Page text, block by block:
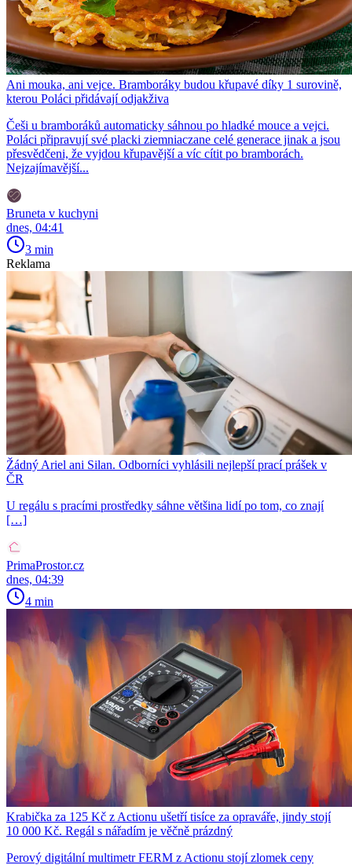
Ani mouka, ani vejce. Bramboráky budou křupavé díky 1 surovině,
kterou Poláci přidávají odjakživa
Češi u bramboráků automaticky sáhnou po hladké mouce a vejci.
Poláci připravují své placki ziemniaczane celé generace jinak a jsou
přesvědčeni, že vyjdou křupavější a víc cítit po bramborách.
Nejzajímavější...
Bruneta v kuchyni
dnes, 04:41
3 min
Reklama
Žádný Ariel ani Silan. Odborníci vyhlásili nejlepší prací prášek v
ČR
U regálu s pracími prostředky sáhne většina lidí po tom, co znají
[…]
PrimaProstor.cz
dnes, 04:39
4 min
Krabička za 125 Kč z Actionu ušetří tisíce za opraváře, jindy stojí
10 000 Kč. Regál s nářadím je věčně prázdný
Perový digitální multimetr FERM z Actionu stojí zlomek ceny